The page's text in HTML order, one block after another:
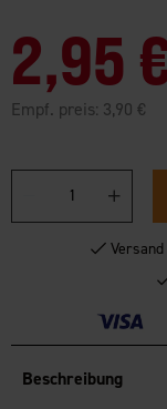
2,95
Empf. preis: 3,90 €
Beschreibung